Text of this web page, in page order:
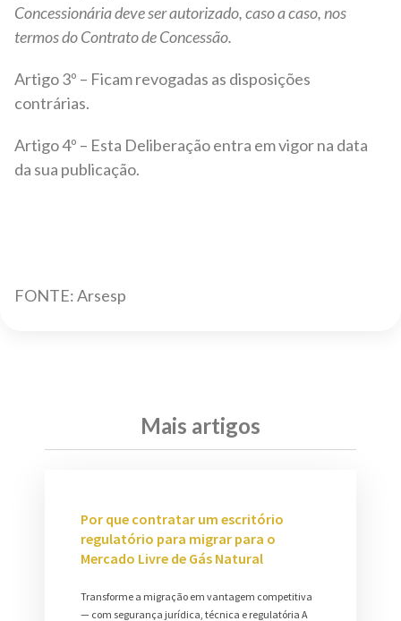
Concessionária deve ser autorizado, caso a caso, nos
termos do Contrato de Concessão.
Artigo 3º – Ficam revogadas as disposições
contrárias.
Artigo 4º – Esta Deliberação entra em vigor na data
da sua publicação.
FONTE: Arsesp
Mais artigos
Por que contratar um escritório
regulatório para migrar para o
Mercado Livre de Gás Natural
Transforme a migração em vantagem competitiva
— com segurança jurídica, técnica e regulatória A